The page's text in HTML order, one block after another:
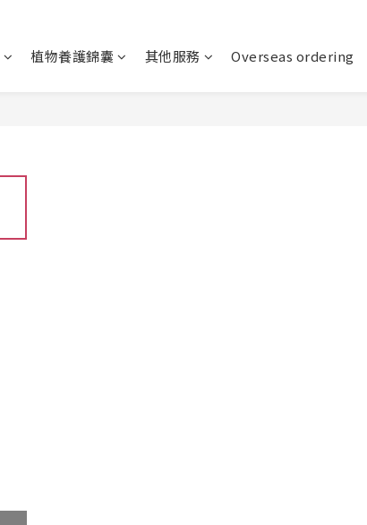
植物養護錦囊 其他服務 Overseas ordering